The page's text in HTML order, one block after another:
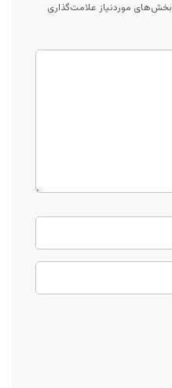
بخش‌های موردنیاز علامت‌گذاری